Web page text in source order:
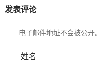
发表评论
电子邮件地址不会被公开。
姓名